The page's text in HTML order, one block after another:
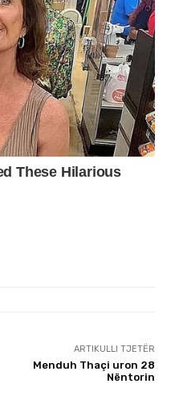
ARTIKULLI TJETËR
Menduh Thaçi uron 28
Nëntorin